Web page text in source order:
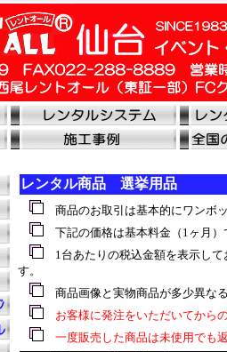
レンタル商品 選挙用品
商品のお取引は基本的にワンボ
下記の価格は基本料金（1ヶ月）
1台あたりの税込金額を表示して
す。
商品画像と実物商品が多少異な
お客様に発注をいただいてから
一度販売した商品は未使用でも